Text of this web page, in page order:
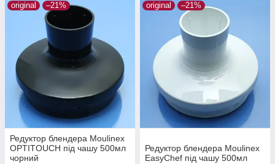
original –21%
Редуктор блендера Moulinex
OPTITOUCH під чашу 500мл
чорний
original –21%
Редуктор блендера Moulinex
EasyChef під чашу 500мл